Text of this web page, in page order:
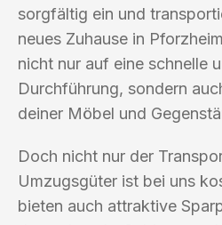
sorgfältig ein und
neues Zuhause in
nicht nur auf eine schnelle
Durchführung, sondern
deiner Möbel und
Doch nicht nur der
Umzugsgüter ist bei uns
bieten auch attraktive